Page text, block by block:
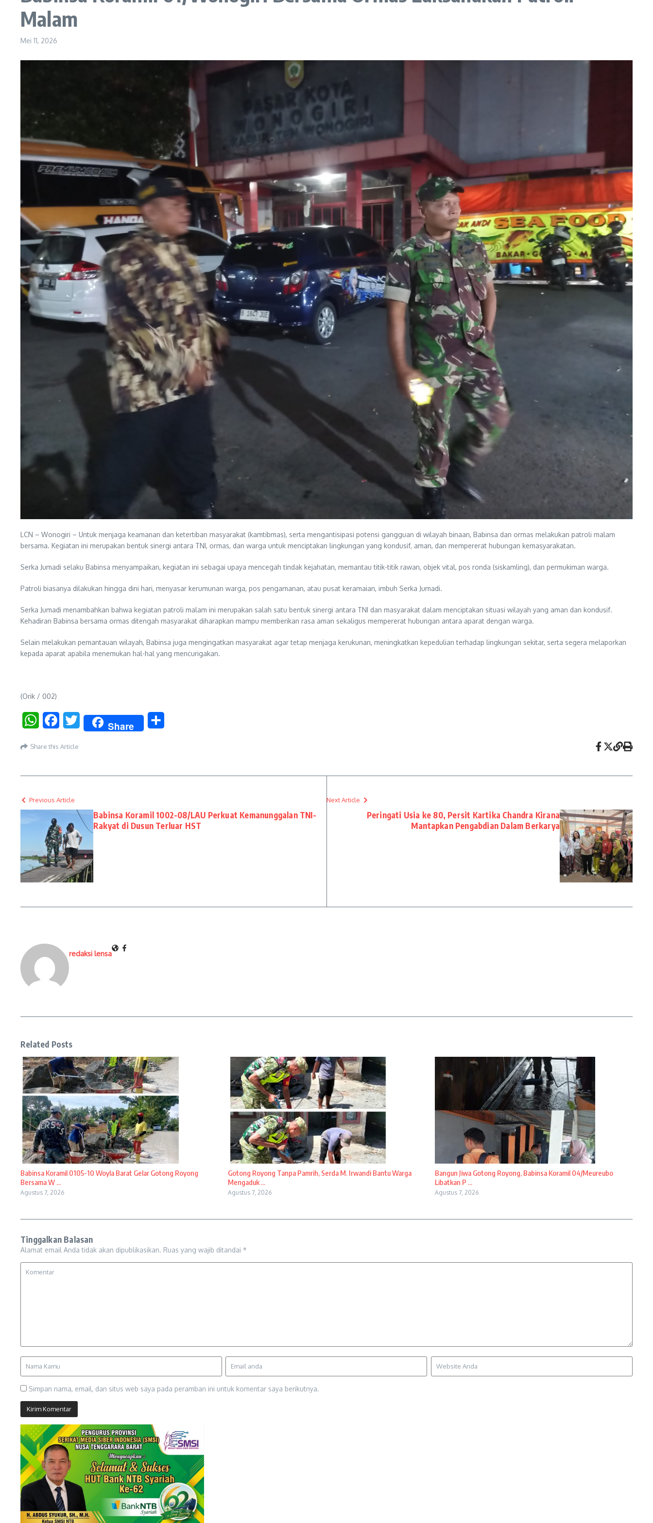
Malam
Mei 11, 2026
LCN – Wonogiri – Untuk menjaga keamanan dan ketertiban masyarakat (kamtibmas), serta mengantisipasi potensi gangguan di wilayah binaan, Babinsa dan ormas melakukan patroli malam
bersama. Kegiatan ini merupakan bentuk sinergi antara TNI, ormas, dan warga untuk menciptakan lingkungan yang kondusif, aman, dan mempererat hubungan kemasyarakatan.
Serka Jumadi selaku Babinsa menyampaikan, kegiatan ini sebagai upaya mencegah tindak kejahatan, memantau titik-titik rawan, objek vital, pos ronda (siskamling), dan permukiman warga.
Patroli biasanya dilakukan hingga dini hari, menyasar kerumunan warga, pos pengamanan, atau pusat keramaian, imbuh Serka Jumadi.
Serka Jumadi menambahkan bahwa kegiatan patroli malam ini merupakan salah satu bentuk sinergi antara TNI dan masyarakat dalam menciptakan situasi wilayah yang aman dan kondusif.
Kehadiran Babinsa bersama ormas ditengah masyarakat diharapkan mampu memberikan rasa aman sekaligus mempererat hubungan antara aparat dengan warga.
Selain melakukan pemantauan wilayah, Babinsa juga mengingatkan masyarakat agar tetap menjaga kerukunan, meningkatkan kepedulian terhadap lingkungan sekitar, serta segera melaporkan
kepada aparat apabila menemukan hal-hal yang mencurigakan.
(Orik / 002)
WhatsAppFacebookTwitter Share
Share this Article
Previous Article
Babinsa Koramil 1002-08/LAU Perkuat Kemanunggalan TNI-
Rakyat di Dusun Terluar HST
Next Article
Peringati Usia ke 80, Persit Kartika Chandra Kirana
Mantapkan Pengabdian Dalam Berkarya
redaksi lensa
Related Posts
Babinsa Koramil 0105-10 Woyla Barat Gelar Gotong Royong
Bersama W ...
Agustus 7, 2026
Gotong Royong Tanpa Pamrih, Serda M. Irwandi Bantu Warga
Mengaduk ...
Agustus 7, 2026
Bangun Jiwa Gotong Royong, Babinsa Koramil 04/Meureubo
Libatkan P ...
Agustus 7, 2026
Tinggalkan Balasan
Alamat email Anda tidak akan dipublikasikan. Ruas yang wajib ditandai *
Simpan nama, email, dan situs web saya pada peramban ini untuk komentar saya berikutnya.